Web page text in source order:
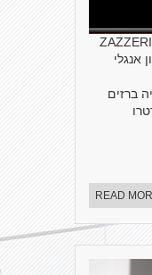
ברזי ZAZZERI
אנגלי
ברזים
READ